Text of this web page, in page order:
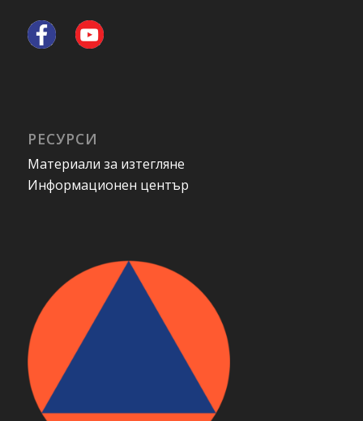
РЕСУРСИ
Материали за изтегляне
Информационен център